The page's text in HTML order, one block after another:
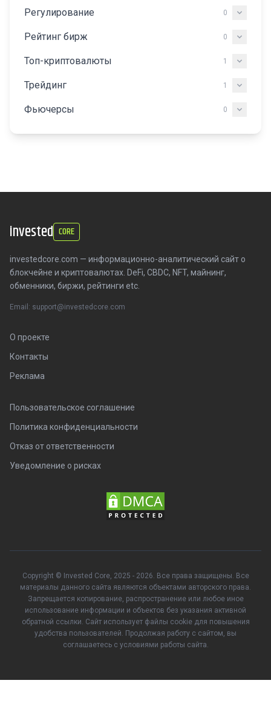
Регулирование 0
Рейтинг бирж 0
Топ-криптовалюты 1
Трейдинг 1
Фьючерсы 0
invested CORE
investedcore.com — информационно-аналитический сайт о
блокчейне и криптовалютах. DeFi, CBDC, NFT, майнинг,
обменники, биржи, рейтинги etc.
Email: support@investedcore.com
О проекте
Контакты
Реклама
Пользовательское соглашение
Политика конфиденциальности
Отказ от ответственности
Уведомление о рисках
Copyright © Invested Core, 2025 - 2026. Все права защищены. Все
материалы данного сайта являются объектами авторского права.
Запрещается копирование, распространение или любое иное
использование информации и объектов без указания активной
обратной ссылки. Сайт использует файлы cookie для повышения
удобства пользователей. Продолжая работу с сайтом, вы
соглашаетесь с условиями работы сайта.